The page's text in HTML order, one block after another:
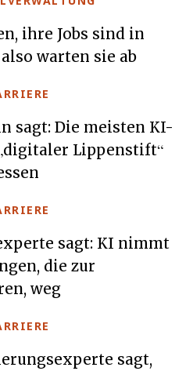
ihre Jobs sind in
warten sie ab
sagt: Die meisten KI-
Lippenstift“
sagt: KI nimmt
die zur
weg
sagt,